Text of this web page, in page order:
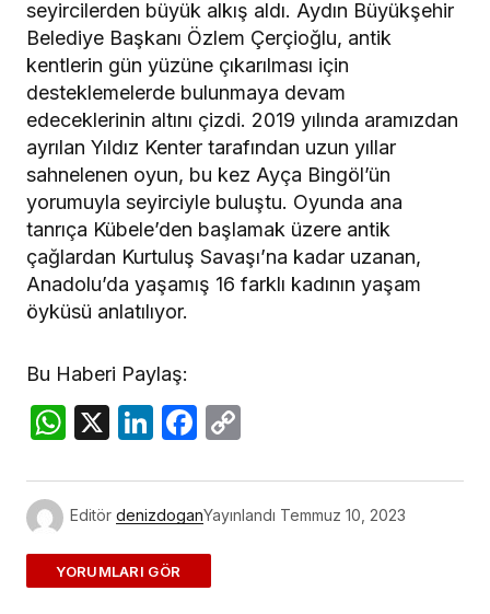
seyircilerden büyük alkış aldı. Aydın Büyükşehir
Belediye Başkanı Özlem Çerçioğlu, antik
kentlerin gün yüzüne çıkarılması için
desteklemelerde bulunmaya devam
edeceklerinin altını çizdi. 2019 yılında aramızdan
ayrılan Yıldız Kenter tarafından uzun yıllar
sahnelenen oyun, bu kez Ayça Bingöl’ün
yorumuyla seyirciyle buluştu. Oyunda ana
tanrıça Kübele’den başlamak üzere antik
çağlardan Kurtuluş Savaşı’na kadar uzanan,
Anadolu’da yaşamış 16 farklı kadının yaşam
öyküsü anlatılıyor.
Bu Haberi Paylaş:
WhatsApp
X LinkedIn
Facebook
Editör denizdoganYayınlandı Temmuz 10, 2023
ADD A COMMENT